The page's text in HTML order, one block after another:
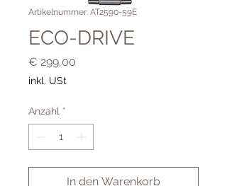
Artikelnummer: AT2590-59E
ECO-DRIVE
€ 299,00
inkl. USt
Anzahl *
In den Warenkorb